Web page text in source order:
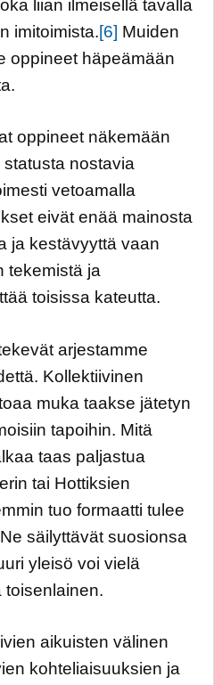
liian ilmeisellä tavalla
imitoimista.[6] Muiden
oppineet häpeämään
oppineet näkemään
statusta nostavia
vetoamalla
eivät enää mainosta
ja kestävyyttä vaan
tekemistä ja
toisissa kateutta.
arjestamme
Kollektiivinen
muka taakse jätetyn
tapoihin. Mitä
taas paljastua
tai Hottiksien
tuo formaatti tulee
säilyttävät suosionsa
yleisö voi vielä
toisenlainen.
aikuisten välinen
kohteliaisuuksien ja